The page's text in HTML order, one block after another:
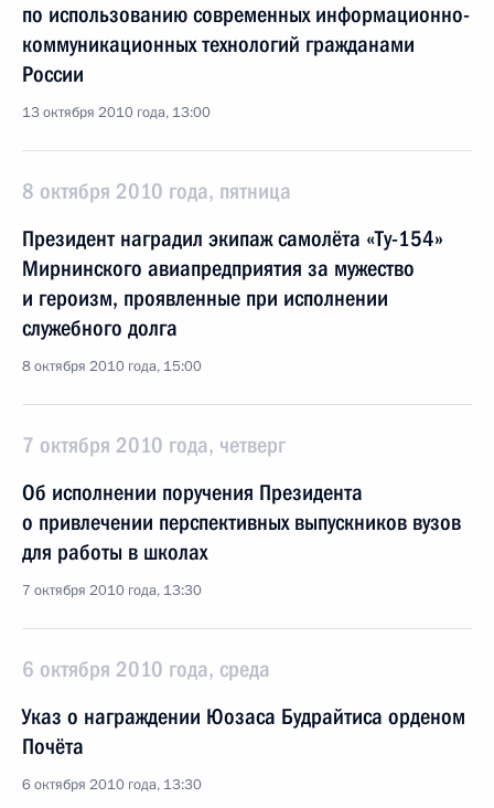
по использованию современных информационно-
коммуникационных технологий гражданами
России
13 октября 2010 года, 13:00
8 октября 2010 года, пятница
Президент наградил экипаж самолёта «Ту-154»
Мирнинского авиапредприятия за мужество
и героизм, проявленные при исполнении
служебного долга
8 октября 2010 года, 15:00
7 октября 2010 года, четверг
Об исполнении поручения Президента
о привлечении перспективных выпускников вузов
для работы в школах
7 октября 2010 года, 13:30
6 октября 2010 года, среда
Указ о награждении Юозаса Будрайтиса орденом
Почёта
6 октября 2010 года, 13:30